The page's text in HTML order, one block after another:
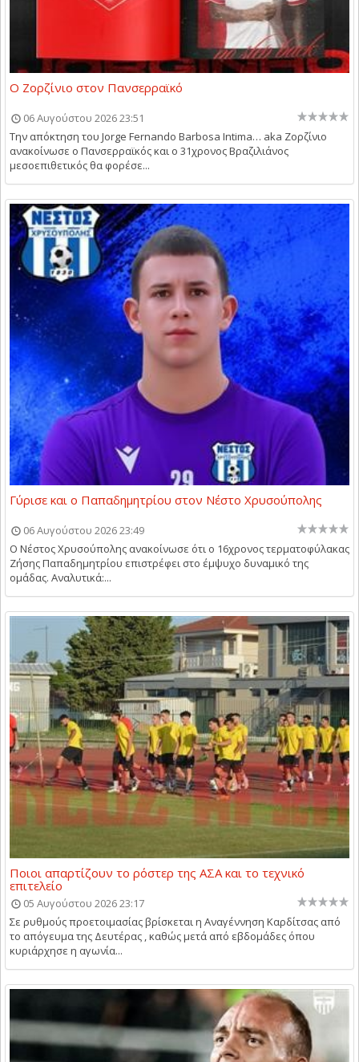
Ο Ζορζίνιο στον Πανσερραϊκό
06 Αυγούστου 2026 23:51
Την απόκτηση του Jorge Fernando Barbosa Intima… aka Ζορζίνιο
ανακοίνωσε ο Πανσερραϊκός και ο 31χρονος Βραζιλιάνος
μεσοεπιθετικός θα φορέσε...
Γύρισε και ο Παπαδημητρίου στον Νέστο Χρυσούπολης
06 Αυγούστου 2026 23:49
Ο Νέστος Χρυσούπολης ανακοίνωσε ότι ο 16χρονος τερματοφύλακας
Ζήσης Παπαδημητρίου επιστρέφει στο έμψυχο δυναμικό της
ομάδας. Αναλυτικά:...
Ποιοι απαρτίζουν το ρόστερ της ΑΣΑ και το τεχνικό
επιτελείο
05 Αυγούστου 2026 23:17
Σε ρυθμούς προετοιμασίας βρίσκεται η Αναγέννηση Καρδίτσας από
το απόγευμα της Δευτέρας , καθώς μετά από εβδομάδες όπου
κυριάρχησε η αγωνία...